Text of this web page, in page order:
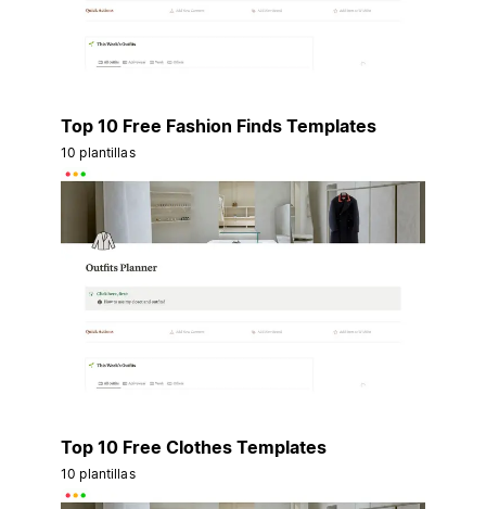
Top 10 Free Fashion Finds Templates
10 plantillas
Top 10 Free Clothes Templates
10 plantillas